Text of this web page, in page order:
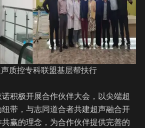
质控专科联盟基层帮扶行
积极开展合作伙伴大会，以尖端超
带，与志同道合者共建超声融合开
赢的理念，为合作伙伴提供完善的